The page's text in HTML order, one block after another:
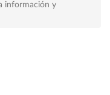
información y